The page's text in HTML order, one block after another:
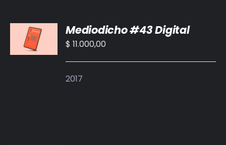
AL
CARRITO
/
Mediodicho #43 Digital
$ 11.000,00
2017